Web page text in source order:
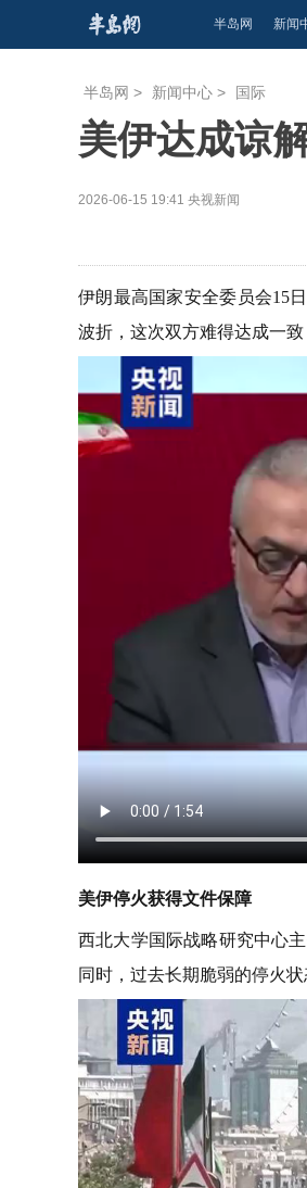
半岛网 新闻
半岛网 > 新闻中心 > 国际
美伊达成谅
2026-06-15 19:41 央视新闻
伊朗最高国家安全委员会15
波折，这次双方难得达成一
美伊停火获得文件保障
西北大学国际战略研究中心
同时，过去长期脆弱的停火